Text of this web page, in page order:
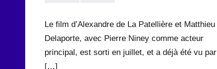
Le film d’Alexandre de La Patellière et Matthieu
Delaporte, avec Pierre Niney comme acteur
principal, est sorti en juillet, et a déjà été vu par
[…]